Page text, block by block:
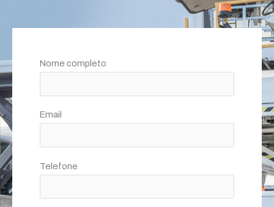
Nome completo
Email
Telefone